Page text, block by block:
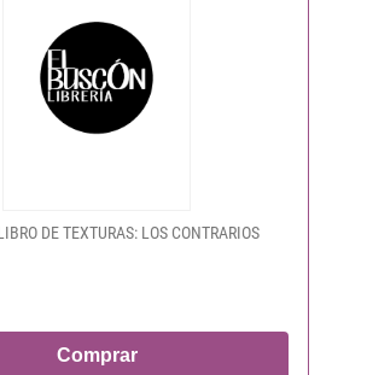
DE TEXTURAS: LOS CONTRARIOS
Comprar